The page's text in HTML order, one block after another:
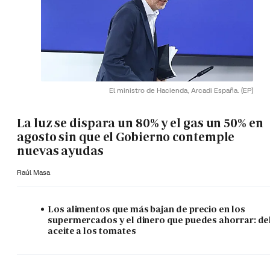
El ministro de Hacienda, Arcadi España. (EP)
La luz se dispara un 80% y el gas un 50% en
agosto sin que el Gobierno contemple
nuevas ayudas
Raúl Masa
Los alimentos que más bajan de precio en los
supermercados y el dinero que puedes ahorrar:
aceite a los tomates